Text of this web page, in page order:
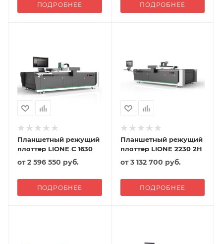
ПОДРОБНЕЕ ПОДРОБНЕЕ
Планшетный режущий
плоттер LIONE С 1630
от2 596 550 руб.
ПОДРОБНЕЕ
Планшетный режущий
плоттер LIONE 2230 2H
от3 132 700 руб.
ПОДРОБНЕЕ